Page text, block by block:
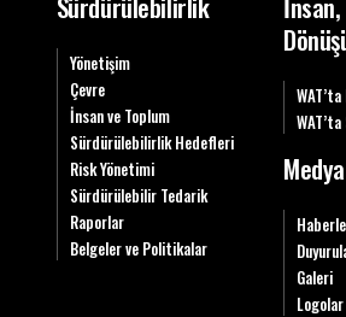
Yönetişim
Çevre
İnsan ve Toplum
Sürdürülebilirlik Hedefleri
Risk Yönetimi
Sürdürülebilir Tedarik
Raporlar
Belgeler ve Politikalar
Medya
Galeri
Logolar